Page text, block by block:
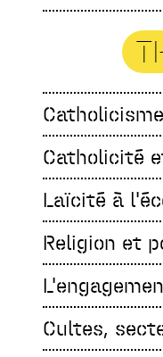
Catholicisme
Catholicité
Laïcité à
Religion et
Cultes,